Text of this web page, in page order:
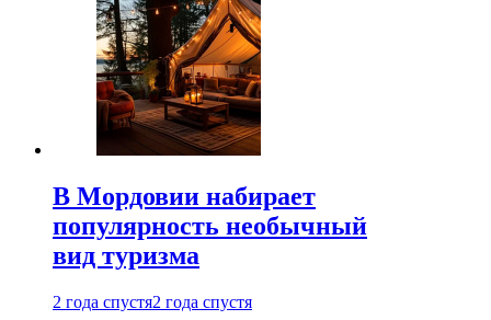
В Мордовии набирает
популярность необычный
вид туризма
2 года спустя2 года спустя